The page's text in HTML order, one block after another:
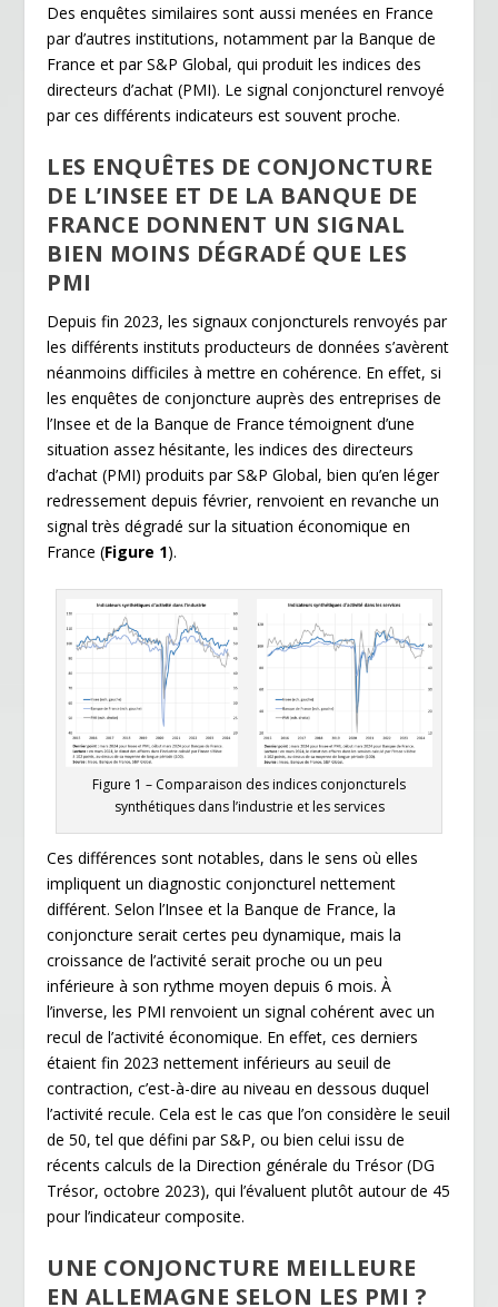
Des enquêtes similaires sont aussi menées en France
par d’autres institutions, notamment par la Banque de
France et par S&P Global, qui produit les indices des
directeurs d’achat (PMI). Le signal conjoncturel renvoyé
par ces différents indicateurs est souvent proche.
LES ENQUÊTES DE CONJONCTURE
DE L’INSEE ET DE LA BANQUE DE
FRANCE DONNENT UN SIGNAL
BIEN MOINS DÉGRADÉ QUE LES
PMI
Depuis fin 2023, les signaux conjoncturels renvoyés par
les différents instituts producteurs de données s’avèrent
néanmoins difficiles à mettre en cohérence. En effet, si
les enquêtes de conjoncture auprès des entreprises de
l’Insee et de la Banque de France témoignent d’une
situation assez hésitante, les indices des directeurs
d’achat (PMI) produits par S&P Global, bien qu’en léger
redressement depuis février, renvoient en revanche un
signal très dégradé sur la situation économique en
France (Figure 1).
Figure 1 – Comparaison des indices conjoncturels
synthétiques dans l’industrie et les services
Ces différences sont notables, dans le sens où elles
impliquent un diagnostic conjoncturel nettement
différent. Selon l’Insee et la Banque de France, la
conjoncture serait certes peu dynamique, mais la
croissance de l’activité serait proche ou un peu
inférieure à son rythme moyen depuis 6 mois. À
l’inverse, les PMI renvoient un signal cohérent avec un
recul de l’activité économique. En effet, ces derniers
étaient fin 2023 nettement inférieurs au seuil de
contraction, c’est-à-dire au niveau en dessous duquel
l’activité recule. Cela est le cas que l’on considère le seuil
de 50, tel que défini par S&P, ou bien celui issu de
récents calculs de la Direction générale du Trésor (DG
Trésor, octobre 2023), qui l’évaluent plutôt autour de 45
pour l’indicateur composite.
UNE CONJONCTURE MEILLEURE
EN ALLEMAGNE SELON LES PMI ?